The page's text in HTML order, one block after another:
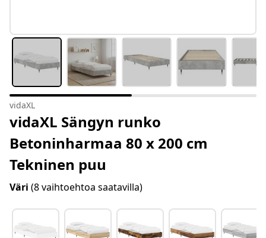
vidaXL
vidaXL Sängyn runko
Betoninharmaa 80 x 200 cm
Tekninen puu
Väri (8 vaihtoehtoa saatavilla)